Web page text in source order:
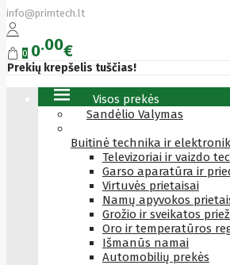
info@primtech.lt
0 0 00€
Prekių krepšelis tuščias!
Visos prekės
Sandėlio Valymas
Buitinė technika ir
Televizoriai ir vaizdo
Garso aparatūra ir
Virtuvės prietaisai
Namų apyvokos
Grožio ir sveikatos
Oro ir temperatūros
Išmanūs namai
Automobilių prekės